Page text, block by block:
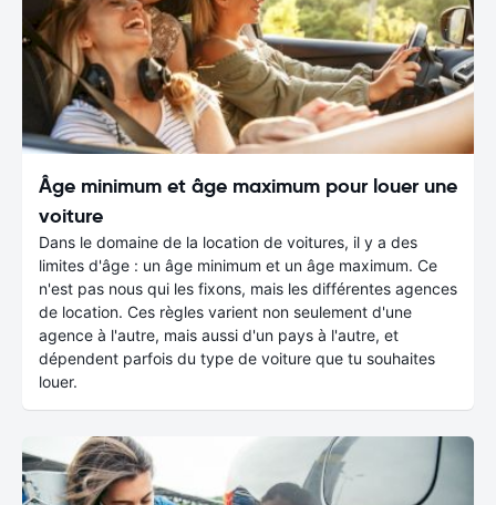
Âge minimum et âge maximum pour louer une
voiture
Dans le domaine de la location de voitures, il y a des
limites d'âge : un âge minimum et un âge maximum. Ce
n'est pas nous qui les fixons, mais les différentes agences
de location. Ces règles varient non seulement d'une
agence à l'autre, mais aussi d'un pays à l'autre, et
dépendent parfois du type de voiture que tu souhaites
louer.